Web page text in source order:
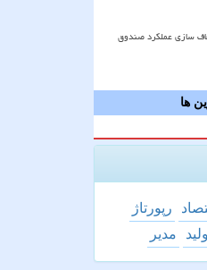
سازی عملکرد صندوق
ها
رپورتاژ
مدیر